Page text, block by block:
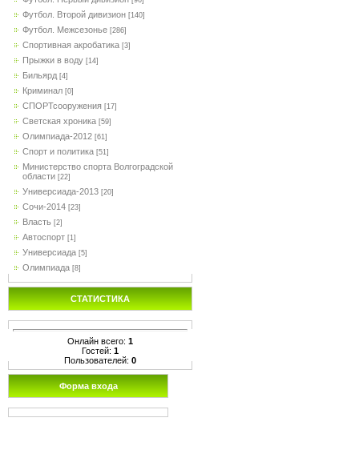
Футбол. Второй дивизион [140]
Футбол. Межсезонье [286]
Спортивная акробатика [3]
Прыжки в воду [14]
Бильярд [4]
Криминал [0]
СПОРТсооружения [17]
Светская хроника [59]
Олимпиада-2012 [61]
Спорт и политика [51]
Министерство спорта Волгоградской
области [22]
Универсиада-2013 [20]
Сочи-2014 [23]
Власть [2]
Автоспорт [1]
Универсиада [5]
Олимпиада [8]
СТАТИСТИКА
Онлайн всего: 1
Гостей: 1
Пользователей: 0
Форма входа